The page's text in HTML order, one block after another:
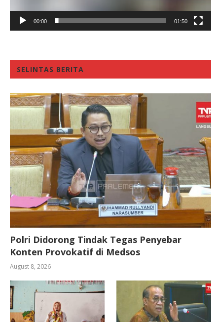
00:00 01:50
SELINTAS BERITA
Polri Didorong Tindak Tegas Penyebar
Konten Provokatif di Medsos
August 8, 2026